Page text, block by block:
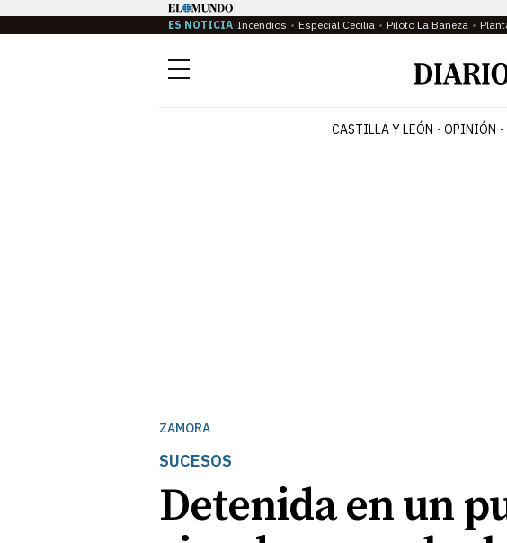
ES NOTICIA Incendios Especial Cecilia Piloto La Bañeza
Menú
CASTILLA Y LEÓN OPINIÓN
ZAMORA
SUCESOS
Detenida en un